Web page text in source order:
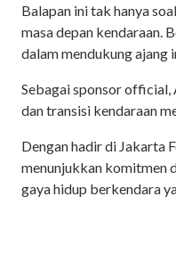
Balapan ini tak hanya
masa depan kendaraan.
dalam mendukung ajang
Sebagai sponsor
dan transisi kendaraan
Dengan hadir di Jakarta
menunjukkan komitmen
gaya hidup berkendara